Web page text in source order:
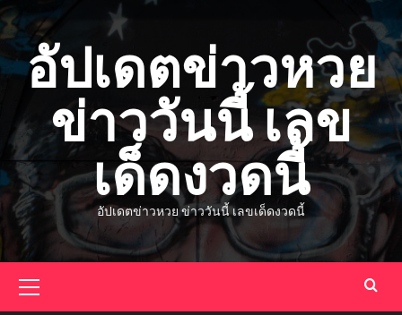
Skip
to
contentอัปเดตข่าวหวย
ข่าววันนี้ เลข
เด็ดงวดนี้
อัปเดตข่าวหวย ข่าววันนี้ เลขเด็ดงวดนี้
Menu